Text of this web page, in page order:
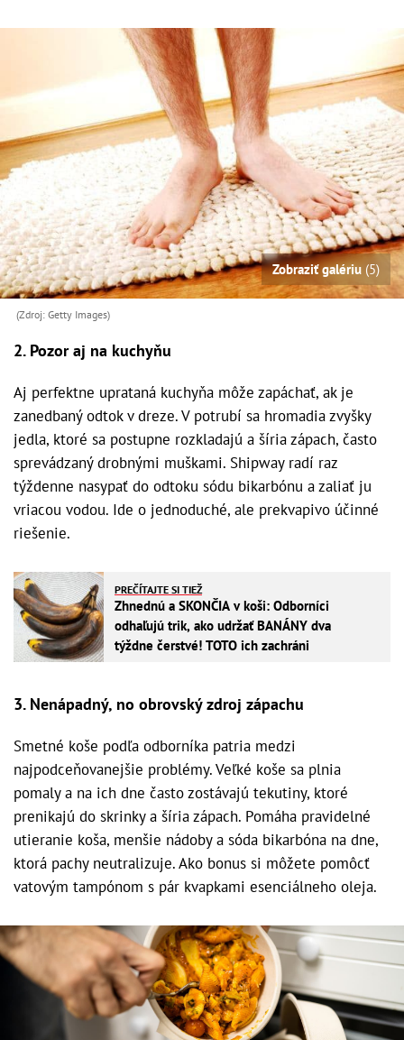
Zobraziť galériu (5)
(Zdroj: Getty Images)
2. Pozor aj na kuchyňu
Aj perfektne uprataná kuchyňa môže zapáchať, ak je
zanedbaný odtok v dreze. V potrubí sa hromadia zvyšky
jedla, ktoré sa postupne rozkladajú a šíria zápach, často
sprevádzaný drobnými muškami. Shipway radí raz
týždenne nasypať do odtoku sódu bikarbónu a zaliať ju
vriacou vodou. Ide o jednoduché, ale prekvapivo účinné
riešenie.
PREČÍTAJTE SI TIEŽ
Zhnednú a SKONČIA v koši: Odborníci
odhaľujú trik, ako udržať BANÁNY dva
týždne čerstvé! TOTO ich zachráni
3. Nenápadný, no obrovský zdroj zápachu
Smetné koše podľa odborníka patria medzi
najpodceňovanejšie problémy. Veľké koše sa plnia
pomaly a na ich dne často zostávajú tekutiny, ktoré
prenikajú do skrinky a šíria zápach. Pomáha pravidelné
utieranie koša, menšie nádoby a sóda bikarbóna na dne,
ktorá pachy neutralizuje. Ako bonus si môžete pomôcť
vatovým tampónom s pár kvapkami esenciálneho oleja.